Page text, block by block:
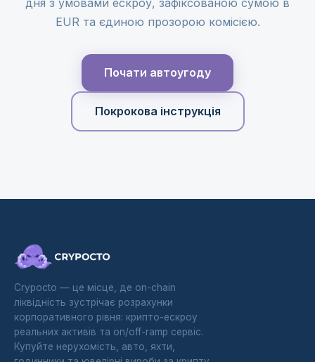
EUR та єдиною прозорою комісією.
Почати автоугоду
Покрокова інструкція
Crypocto — це місце, де on-chain
ліквідність зустрічає розрахунки
корпоративного рівня: крипто-ескроу
реальних активів та on/off-ramp сервіс.
Купуйте нерухомість, авто, яхти,